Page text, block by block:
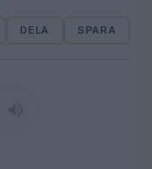
DELA SPARA